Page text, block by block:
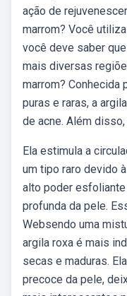
ação de
marrom? Você
você deve saber
mais diversas
marrom? Conhecida
puras e raras, a
de acne. Além
Ela estimula a
um tipo raro devido
alto poder
profunda da pele.
Websendo uma
argila roxa é mais
secas e maduras.
precoce da pele,